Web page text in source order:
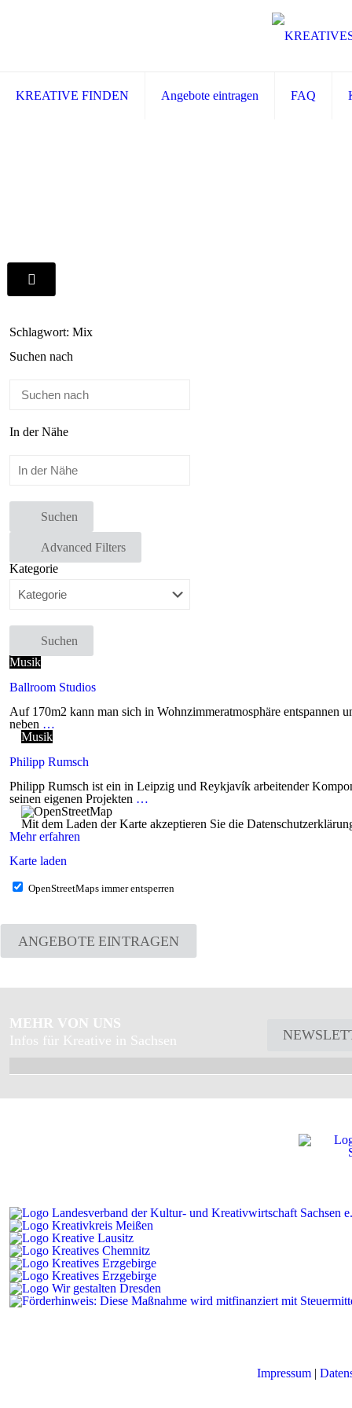
KREATIVE FINDEN Angebote eintragen FAQ
Schlagwort: Mix
Suchen nach
In der Nähe
Suchen
Advanced Filters
Kategorie
Suchen
Musik
Ballroom Studios
Auf 170m2 kann man sich in Wohnzimmeratmosphäre
neben …
Musik
Philipp Rumsch
Philipp Rumsch ist ein in Leipzig und Reykjavík arbeitender
seinen eigenen Projekten …
Mit dem Laden der Karte akzeptieren Sie die
Mehr erfahren
Karte laden
OpenStreetMaps immer entsperren
ANGEBOTE EINTRAGEN
MEHR VON UNS
Infos für Kreative in Sachsen
Impressum |